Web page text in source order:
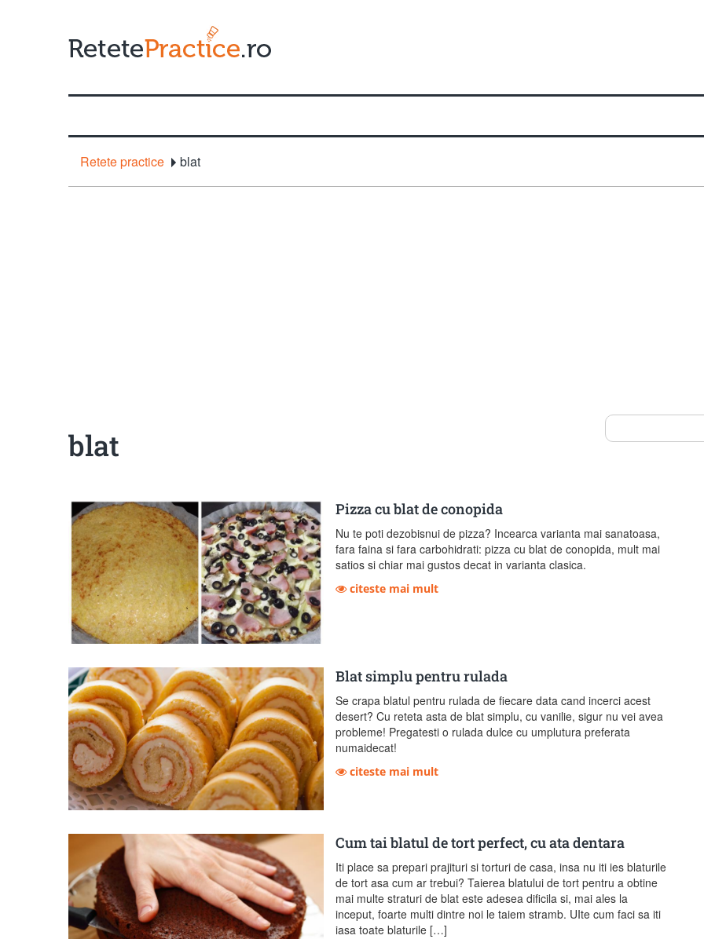
Retete practice blat
blat
Pizza cu blat de conopida
Nu te poti dezobisnui de pizza? Incearca varianta mai sanatoasa,
fara faina si fara carbohidrati: pizza cu blat de conopida, mult mai
satios si chiar mai gustos decat in varianta clasica.
citeste mai mult
Blat simplu pentru rulada
Se crapa blatul pentru rulada de fiecare data cand incerci acest
desert? Cu reteta asta de blat simplu, cu vanilie, sigur nu vei avea
probleme! Pregatesti o rulada dulce cu umplutura preferata
numaidecat!
citeste mai mult
Cum tai blatul de tort perfect, cu ata dentara
Iti place sa prepari prajituri si torturi de casa, insa nu iti ies blaturile
de tort asa cum ar trebui? Taierea blatului de tort pentru a obtine
mai multe straturi de blat este adesea dificila si, mai ales la
inceput, foarte multi dintre noi le taiem stramb. UIte cum faci sa iti
iasa toate blaturile […]